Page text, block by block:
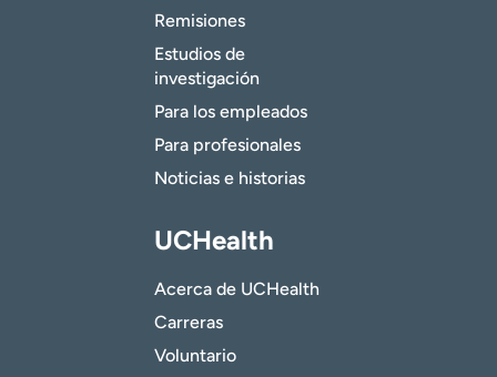
Remisiones
Estudios de
investigación
Para los empleados
Para profesionales
Noticias e historias
UCHealth
Acerca de UCHealth
Carreras
Voluntario